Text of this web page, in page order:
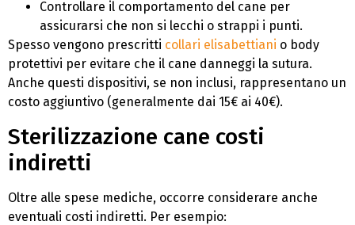
Controllare il comportamento del cane per
assicurarsi che non si lecchi o strappi i punti.
Spesso vengono prescritti collari elisabettiani o body
protettivi per evitare che il cane danneggi la sutura.
Anche questi dispositivi, se non inclusi, rappresentano un
costo aggiuntivo (generalmente dai 15€ ai 40€).
Sterilizzazione cane costi
indiretti
Oltre alle spese mediche, occorre considerare anche
eventuali costi indiretti. Per esempio: